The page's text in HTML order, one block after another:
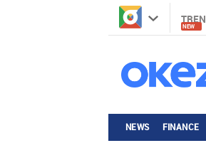
TREN
NEW
NEWS FINANCE